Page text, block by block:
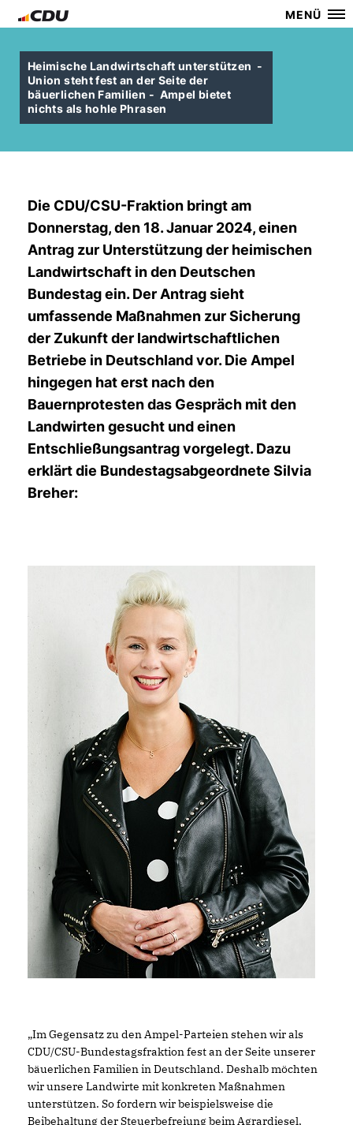
MENÜ
Heimische Landwirtschaft unterstützen -
Union steht fest an der Seite der
bäuerlichen Familien - Ampel bietet
nichts als hohle Phrasen
Die CDU/CSU-Fraktion bringt am
Donnerstag, den 18. Januar 2024, einen
Antrag zur Unterstützung der heimischen
Landwirtschaft in den Deutschen
Bundestag ein. Der Antrag sieht
umfassende Maßnahmen zur Sicherung
der Zukunft der landwirtschaftlichen
Betriebe in Deutschland vor. Die Ampel
hingegen hat erst nach den
Bauernprotesten das Gespräch mit den
Landwirten gesucht und einen
Entschließungsantrag vorgelegt. Dazu
erklärt die Bundestagsabgeordnete Silvia
Breher:
Im Gegensatz zu den Ampel-Parteien stehen wir als
CDU/CSU-Bundestagsfraktion fest an der Seite unserer
bäuerlichen Familien in Deutschland. Deshalb möchten
wir unsere Landwirte mit konkreten Maßnahmen
unterstützen. So fordern wir beispielsweise die
Beibehaltung der Steuerbefreiung beim Agrardiesel,